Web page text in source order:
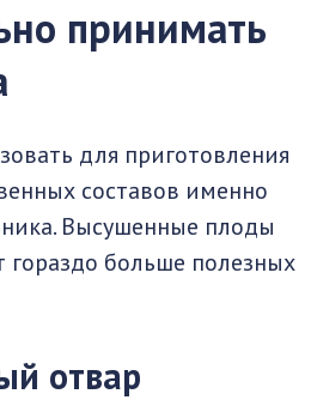
принимать
для приготовления
составов именно
Высушенные плоды
гораздо больше полезных
отвар